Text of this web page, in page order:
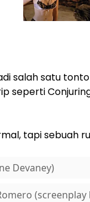
salah satu
seperti
tapi sebuah
Devaney)
(screenplay